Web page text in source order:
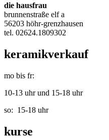
die hausfrau
brunnenstraße elf a
56203 höhr-grenzhausen
tel. 02624.1809302
keramikverkauf
mo bis fr:
10-13 uhr und 15-18 uhr
so: 15-18 uhr
kurse